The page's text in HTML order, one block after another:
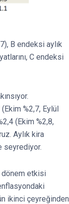
B endeksi aylık
C endeksi
(Ekim %2,7, Eylül
(Ekim %2,8,
Aylık kira
seyrediyor.
dönem etkisi
ikinci çeyreğinden